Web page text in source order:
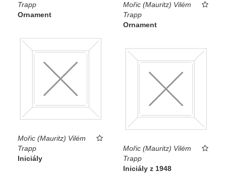
Trapp
Ornament
Mořic (Mauritz) Vilém
Trapp
Ornament
Mořic (Mauritz) Vilém
Trapp
Iniciály
Mořic (Mauritz) Vilém
Trapp
Iniciály z 1948